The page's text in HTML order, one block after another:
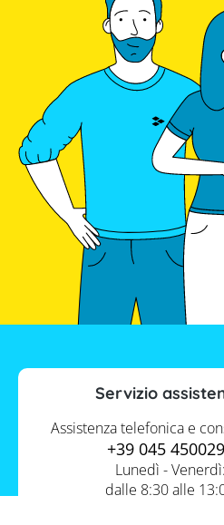
Servizio
Assistenza telefonica e
+39 045
Lunedì - Venerdì:
dalle 8:30 alle